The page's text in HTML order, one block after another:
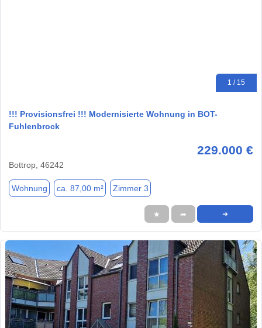
1 / 15
!!! Provisionsfrei !!! Modernisierte Wohnung in BOT-
Fuhlenbrock
229.000 €
Bottrop, 46242
Wohnung ca. 87,00 m² Zimmer 3
★ ➦ ➜